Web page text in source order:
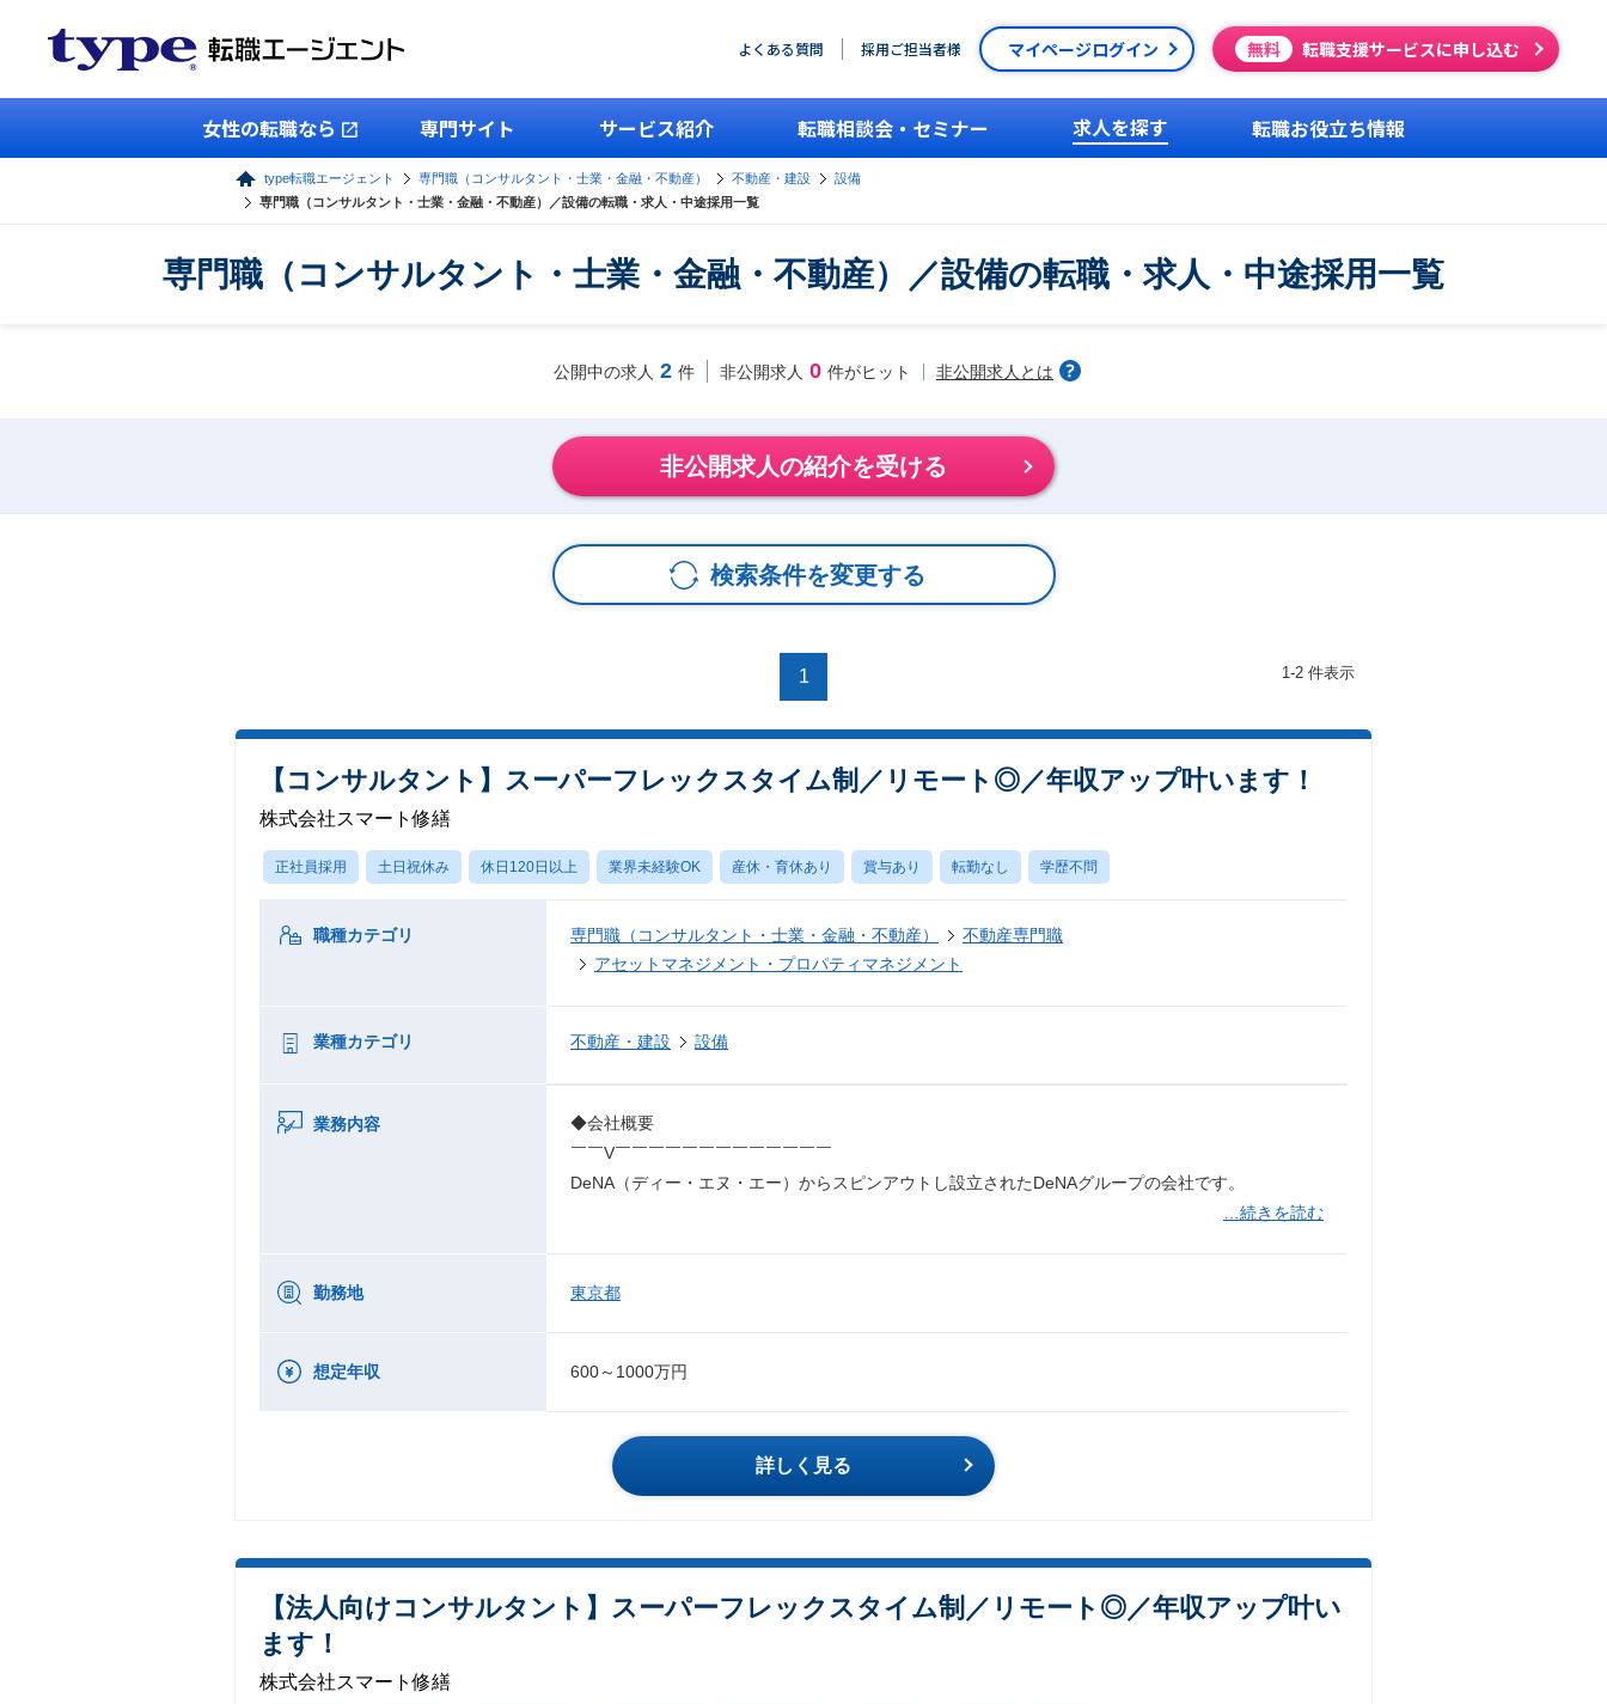
よくある質問 採用ご担当者様 マイページログイン 無料 転職支援サービスに申し込む
女性の転職なら 専門サイト サービス紹介 転職相談会・セミナー 求人を探す 転職お役立ち情報
type転職エージェント 専門職（コンサルタント・士業・金融・不動産） 不動産・建設
設備
専門職（コンサルタント・士業・金融・不動産）／設備の転職・求人・中途採用一覧
専門職（コンサルタント・士業・金融・不動産）／設備の転職・求人・中途採用一覧
公開中の求人 2 件 非公開求人 0 件がヒット 非公開求人とは
非公開求人の紹介を受ける
検索条件を変更する
1 1-2 件表示
【コンサルタント】スーパーフレックスタイム制／リモート◎／年収アップ叶います！
株式会社スマート修繕
正社員採用 土日祝休み 休日120日以上 業界未経験OK 産休・育休あり 賞与あり 転勤なし 学歴不問
職種カテゴリ 専門職（コンサルタント・士業・金融・不動産）
不動産専門職
アセットマネジメント・プロパティマネジメント
業種カテゴリ 不動産・建設 設備
業務内容
◆会社概要
￣￣V￣￣￣￣￣￣￣￣￣￣￣￣￣
DeNA（ディー・エヌ・エー）からスピンアウトし設立されたDeNAグループの会社です。
…続きを読む
勤務地 東京都
想定年収 600～1000万円
詳しく見る
【法人向けコンサルタント】スーパーフレックスタイム制／リモート◎／年収アップ叶い
ます！
株式会社スマート修繕